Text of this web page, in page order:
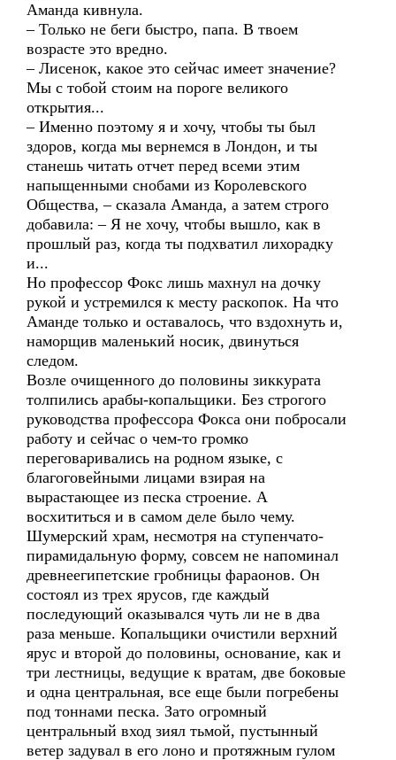
Аманда кивнула.
– Только не беги быстро, папа. В твоем
возрасте это вредно.
– Лисенок, какое это сейчас имеет значение?
Мы с тобой стоим на пороге великого
открытия...
– Именно поэтому я и хочу, чтобы ты был
здоров, когда мы вернемся в Лондон, и ты
станешь читать отчет перед всеми этим
напыщенными снобами из Королевского
Общества, – сказала Аманда, а затем строго
добавила: – Я не хочу, чтобы вышло, как в
прошлый раз, когда ты подхватил лихорадку
и...
Но профессор Фокс лишь махнул на дочку
рукой и устремился к месту раскопок. На что
Аманде только и оставалось, что вздохнуть и,
наморщив маленький носик, двинуться
следом.
Возле очищенного до половины зиккурата
толпились арабы-копальщики. Без строгого
руководства профессора Фокса они побросали
работу и сейчас о чем-то громко
переговаривались на родном языке, с
благоговейными лицами взирая на
вырастающее из песка строение. А
восхититься и в самом деле было чему.
Шумерский храм, несмотря на ступенчато-
пирамидальную форму, совсем не напоминал
древнеегипетские гробницы фараонов. Он
состоял из трех ярусов, где каждый
последующий оказывался чуть ли не в два
раза меньше. Копальщики очистили верхний
ярус и второй до половины, основание, как и
три лестницы, ведущие к вратам, две боковые
и одна центральная, все еще были погребены
под тоннами песка. Зато огромный
центральный вход зиял тьмой, пустынный
ветер задувал в его лоно и протяжным гулом